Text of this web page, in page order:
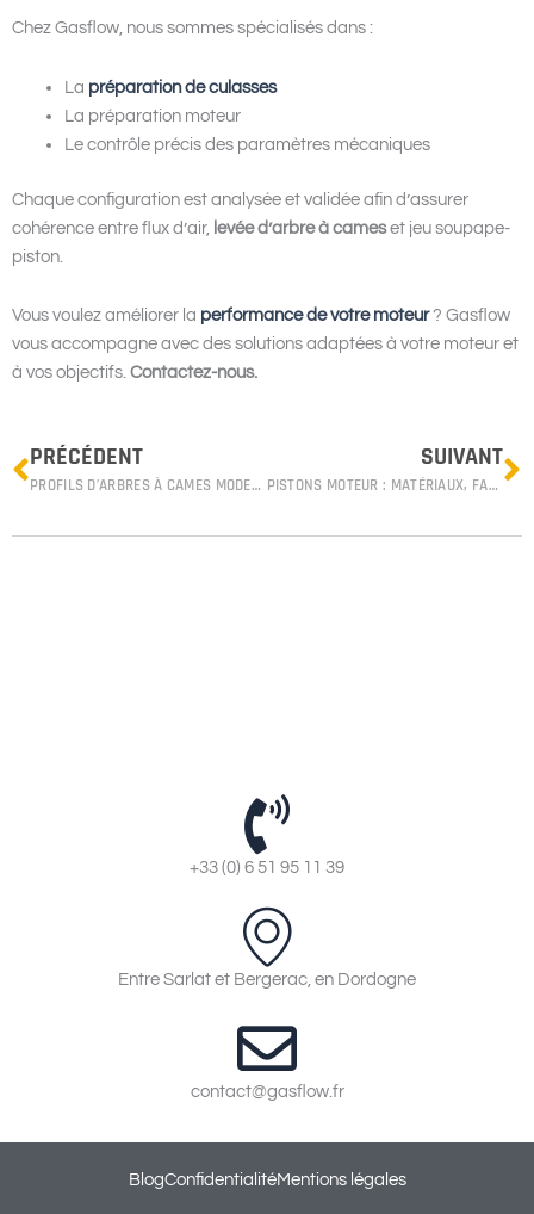
Chez Gasflow, nous sommes spécialisés dans :
La préparation de culasses
La préparation moteur
Le contrôle précis des paramètres mécaniques
Chaque configuration est analysée et validée afin d’assurer
cohérence entre flux d’air, levée d’arbre à cameset jeu soupape-
piston.
Vous voulez améliorer la performance de votre moteur? Gasflow
vous accompagne avec des solutions adaptées à votre moteur et
à vos objectifs. Contactez-nous.
Prev
PRÉCÉDENT
PROFILS D’ARBRES À CAMES MODERNES : STABILITÉ ET CONTRÔLE, LES VRAIS LEVIERS DE PUISSANCE
SUIVANT
PISTONS MOTEUR : MATÉRIAUX, FABRICATION ET CAUSES DE DÉFAILLANCE
+33 (0) 6 51 95 11 39
Entre Sarlat et Bergerac, en Dordogne
contact@gasflow.fr
BlogConfidentialitéMentions légales